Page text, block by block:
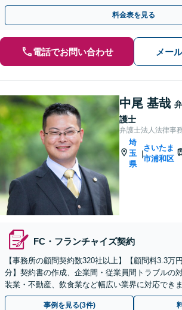
ポート【他士業連携】【ワンストップサービスの
料金表を見る
電話でお問い合わせ メー
中尾 基哉 弁
護士
弁護士法人法律事
埼
玉
県
|
さいたま
市浦和区
FC・フランチャイズ契約
【事務所の顧問契約数320社以上】【顧問料3.3万
分】契約書の作成、企業間・従業員間トラブルの
装業・不動産、飲食業など幅広い業界に対応でき
業主の方初回面談無料】
事例を見る(3件)